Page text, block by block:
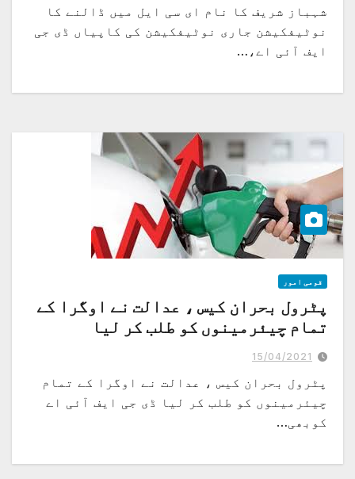
شہباز شریف کا نام ای سی ایل میں ڈالنے کا
نوٹیفکیشن جاری نوٹیفکیشن کی کاپیاں ڈی جی
ایف آئی اے،…
قومی امور
پٹرول بحران کیس ، عدالت نے اوگرا کے
تمام چیئرمینوں کو طلب کر لیا
15/04/2021
پٹرول بحران کیس ، عدالت نے اوگرا کے تمام
چیئرمینوں کو طلب کر لیا ڈی جی ایف آئی اے
کوبھی…